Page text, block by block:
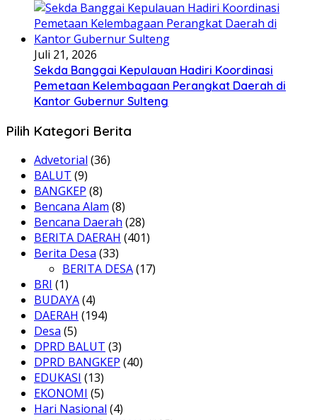
Juli 21, 2026
Sekda Banggai Kepulauan Hadiri Koordinasi
Pemetaan Kelembagaan Perangkat Daerah di
Kantor Gubernur Sulteng
Pilih Kategori Berita
Advetorial (36)
BALUT (9)
BANGKEP (8)
Bencana Alam (8)
Bencana Daerah (28)
BERITA DAERAH (401)
Berita Desa (33)
BERITA DESA(17)
BRI (1)
BUDAYA(4)
DAERAH (194)
Desa (5)
DPRD BALUT (3)
DPRD BANGKEP (40)
EDUKASI (13)
EKONOMI (5)
Hari Nasional (4)